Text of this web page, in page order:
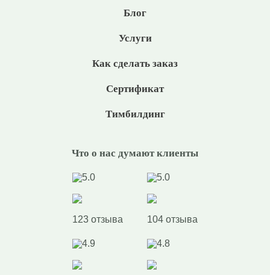
Блог
Услуги
Как сделать заказ
Сертификат
Тимбилдинг
Что о нас думают клиенты
5.0
123 отзыва
5.0
104 отзыва
4.9 4.8